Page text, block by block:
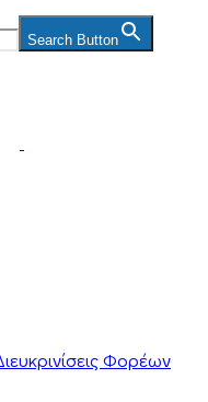
Search Button
Φορέων